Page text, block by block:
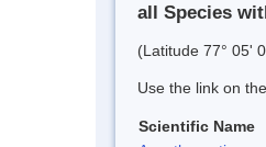
all Species
(Latitude 77° 05'
Use the link on the
Scientific Name